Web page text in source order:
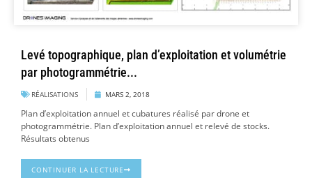
Levé topographique, plan d’exploitation et volumétrie
par photogrammétrie...
RÉALISATIONS MARS 2, 2018
Plan d’exploitation annuel et cubatures réalisé par drone et
photogrammétrie. Plan d’exploitation annuel et relevé de stocks.
Résultats obtenus
CONTINUER LA LECTURE